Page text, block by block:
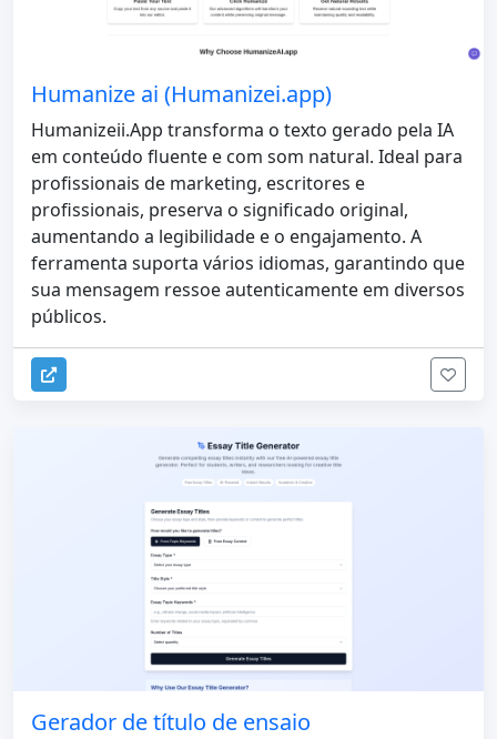
Humanize ai (Humanizei.app)
Humanizeii.App transforma o texto gerado pela IA
em conteúdo fluente e com som natural. Ideal para
profissionais de marketing, escritores e
profissionais, preserva o significado original,
aumentando a legibilidade e o engajamento. A
ferramenta suporta vários idiomas, garantindo que
sua mensagem ressoe autenticamente em diversos
públicos.
Gerador de título de ensaio